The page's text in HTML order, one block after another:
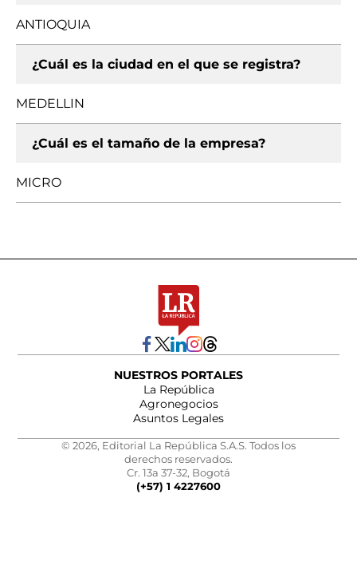
ANTIOQUIA
¿Cuál es la ciudad en el que se registra?
MEDELLIN
¿Cuál es el tamaño de la empresa?
MICRO
NUESTROS PORTALES
La República
Agronegocios
Asuntos Legales
© 2026, Editorial La República S.A.S. Todos los
derechos reservados.
Cr. 13a 37-32, Bogotá
(+57) 1 4227600